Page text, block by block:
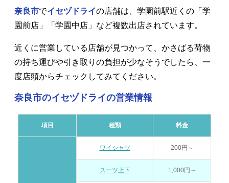
奈良市でイセヅドライの店舗は、学園前駅近くの「学
園前店」「学園中店」など複数出店されています。
近くに営業している店舗が見つかって、かさばる荷物
の持ち運びや引き取りの負担が少なそうでしたら、一
度店頭からチェックしてみてください。
奈良市のイセヅドライの営業情報
項目 種類 料金
ワイシャツ 200円～
スーツ上下 1,000円～